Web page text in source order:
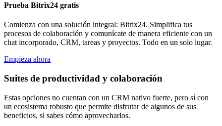
Prueba Bitrix24 gratis
Comienza con una solución integral: Bitrix24. Simplifica tus
procesos de colaboración y comunícate de manera eficiente con un
chat incorporado, CRM, tareas y proyectos. Todo en un solo lugar.
Empieza ahora
Suites de productividad y colaboración
Estas opciones no cuentan con un CRM nativo fuerte, pero sí con
un ecosistema robusto que permite disfrutar de algunos de sus
beneficios, si sabes cómo aprovecharlos.